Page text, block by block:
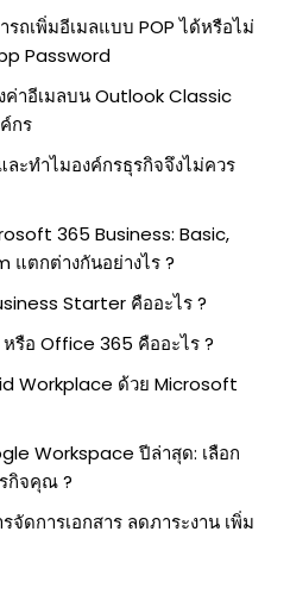
ถเพิ่มอีเมลแบบ POP ได้หรือไม่
Password
าอีเมลบน Outlook Classic
กร
ะทำไมองค์กรธุรกิจจึงไม่ควร
365 Business: Basic,
แตกต่างกันอย่างไร ?
Starter คืออะไร ?
รือ Office 365 คืออะไร ?
Workplace ด้วย Microsoft
Workspace ปีล่าสุด: เลือก
กิจคุณ ?
ดการเอกสาร ลดภาระงาน เพิ่ม